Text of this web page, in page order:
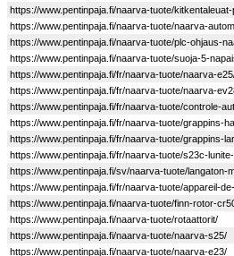
https://www.pentinpaja.fi/naarva-tuote/
https://www.pentinpaja.fi/naarva-tuote/naarva-
https://www.pentinpaja.fi/naarva-tuote/plc-ohjaus-
https://www.pentinpaja.fi/naarva-tuote/suoja-5-
https://www.pentinpaja.fi/fr/naarva-tuote/naarva-
https://www.pentinpaja.fi/fr/naarva-tuote/naarva-
https://www.pentinpaja.fi/fr/naarva-tuote/controle-
https://www.pentinpaja.fi/fr/naarva-tuote/grappins-
https://www.pentinpaja.fi/fr/naarva-tuote/grappins-
https://www.pentinpaja.fi/fr/naarva-tuote/s23c-
https://www.pentinpaja.fi/sv/naarva-tuote/langaton-
https://www.pentinpaja.fi/fr/naarva-tuote/appareil-
https://www.pentinpaja.fi/naarva-tuote/finn-rotor-
https://www.pentinpaja.fi/naarva-tuote/rotaattorit/
https://www.pentinpaja.fi/naarva-tuote/naarva-s25/
https://www.pentinpaja.fi/naarva-tuote/naarva-e23/